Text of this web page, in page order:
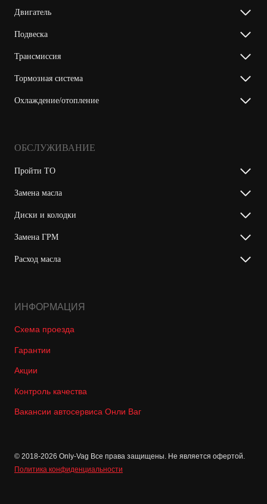
Двигатель
Подвеска
Трансмиссия
Тормозная система
Охлаждение/отопление
ОБСЛУЖИВАНИЕ
Пройти ТО
Замена масла
Диски и колодки
Замена ГРМ
Расход масла
ИНФОРМАЦИЯ
Схема проезда
Гарантии
Акции
Контроль качества
Вакансии автосервиса Онли Ваг
© 2018-2026 Only-Vag Все права защищены. Не является офертой.
Политика конфиденциальности